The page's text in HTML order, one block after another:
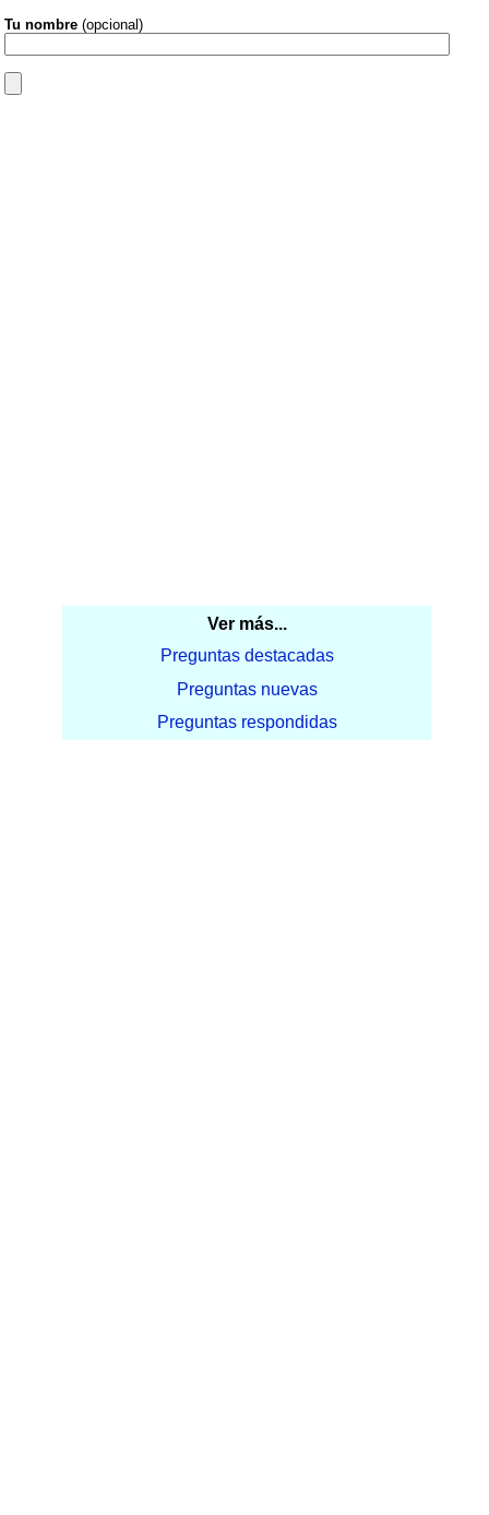
Tu nombre (opcional)
Ver más...
Preguntas destacadas
Preguntas nuevas
Preguntas respondidas